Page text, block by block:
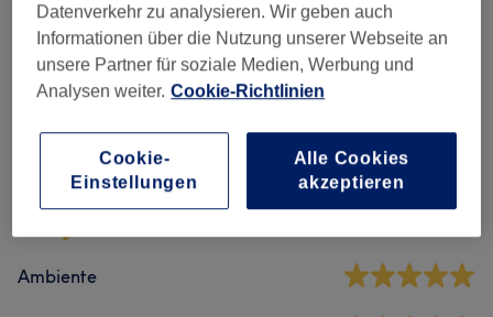
Augenbrauen & Wimpernbehandlungen (4) ab 15 €
Salonbewertungen
4,9
Ambiente
Datenverkehr zu analysieren. Wir geben auch
Informationen über die Nutzung unserer Webseite an
unsere Partner für soziale Medien, Werbung und
Analysen weiter. Cookie-Richtlinien
Cookie-
Einstellungen
Alle Cookies
akzeptieren